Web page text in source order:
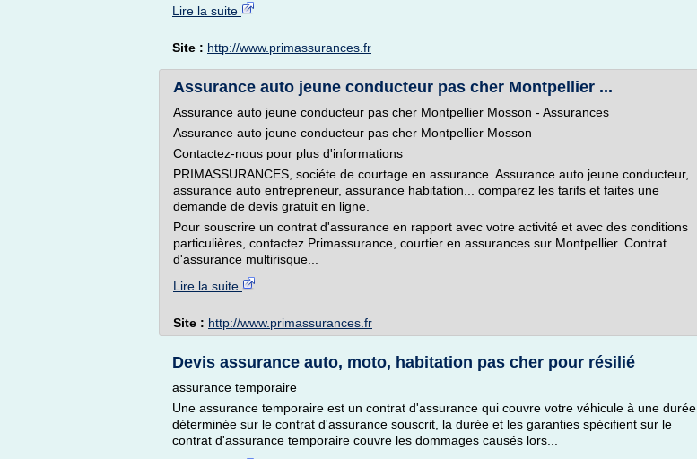
Lire la suite
Site : http://www.primassurances.fr
Assurance auto jeune conducteur pas cher Montpellier ...
Assurance auto jeune conducteur pas cher Montpellier Mosson - Assurances
Assurance auto jeune conducteur pas cher Montpellier Mosson
Contactez-nous pour plus d'informations
PRIMASSURANCES, sociéte de courtage en assurance. Assurance auto jeune conducteur,
assurance auto entrepreneur, assurance habitation... comparez les tarifs et faites une
demande de devis gratuit en ligne.
Pour souscrire un contrat d'assurance en rapport avec votre activité et avec des conditions
particulières, contactez Primassurance, courtier en assurances sur Montpellier. Contrat
d'assurance multirisque...
Lire la suite
Site : http://www.primassurances.fr
Devis assurance auto, moto, habitation pas cher pour résilié
assurance temporaire
Une assurance temporaire est un contrat d'assurance qui couvre votre véhicule à une durée
déterminée sur le contrat d'assurance souscrit, la durée et les garanties spécifient sur le
contrat d'assurance temporaire couvre les dommages causés lors...